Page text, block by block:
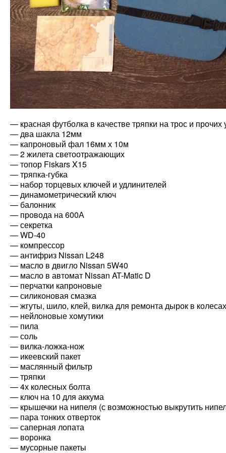
— красная футболка в качестве тряпки на трос и прочих
— два шакла 12мм
— капроновый фал 16мм х 10м
— 2 жилета светоотражающих
— топор Fiskars X15
— тряпка-губка
— набор торцевых ключей и удлинителей
— динамометрический ключ
— балонник
— провода на 600А
— секретка
— WD-40
— компрессор
— антифриз Nissan L248
— масло в двигло Nissan 5W40
— масло в автомат Nissan AT-Matic D
— перчатки капроновые
— силиконовая смазка
— жгуты, шило, клей, вилка для ремонта дырок в колесах
— нейлоновые хомутики
— пила
— соль
— вилка-ложка-нож
— икеевский пакет
— маслянный фильтр
— тряпки
— 4х колесных болта
— ключ на 10 для аккума
— крышечки на нипеля (с возможностью выкрутить
— пара тонких отверток
— саперная лопата
— воронка
— мусорные пакеты